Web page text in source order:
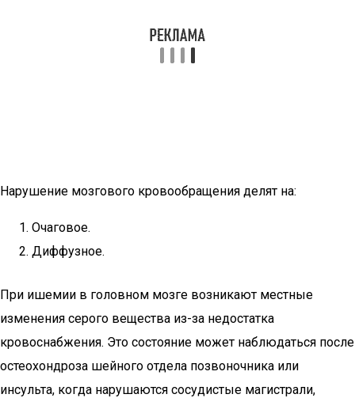
Нарушение мозгового кровообращения делят на:
Очаговое.
Диффузное.
При ишемии в головном мозге возникают местные
изменения серого вещества из-за недостатка
кровоснабжения. Это состояние может наблюдаться после
остеохондроза шейного отдела позвоночника или
инсульта, когда нарушаются сосудистые магистрали,